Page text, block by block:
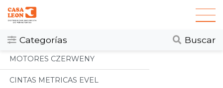
Categorías Buscar
Categorias
Todos
MOTORES CZERWENY
CINTAS METRICAS EVEL